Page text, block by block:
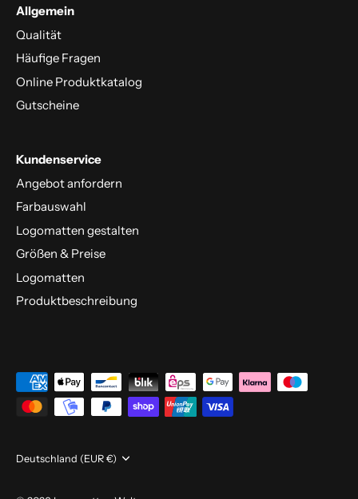
Allgemein
Qualität
Häufige Fragen
Online Produktkatalog
Gutscheine
Kundenservice
Angebot anfordern
Farbauswahl
Logomatten gestalten
Größen & Preise
Logomatten
Produktbeschreibung
Währung
Deutschland (EUR €)